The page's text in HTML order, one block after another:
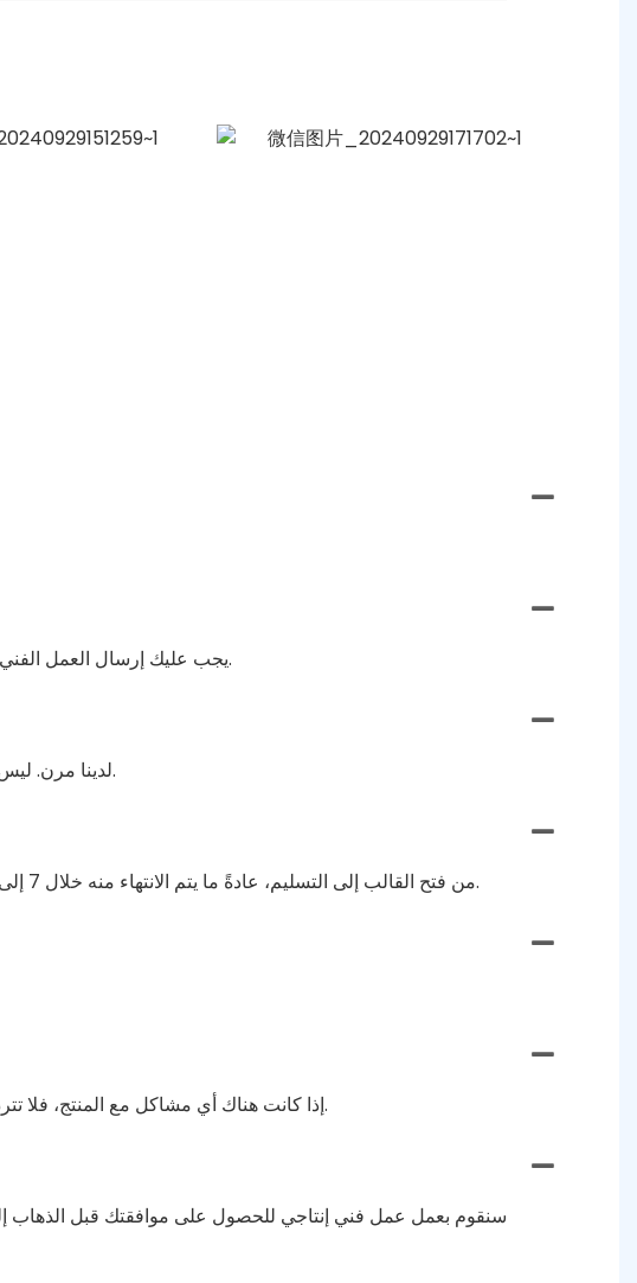
يجب عليك إرسال العمل الفني (الشعار) مع معلومات عن الحجم والسمك والمواد والمرفقات وأي متطلبات خاصة، وبعد ذلك سنزودك بالسعر.
الحد الأدنى لكمية الطلب (MOQ) لدينا مرن. ليس لدينا حد أدنى لكمية الطلب، ونقبل الطلبات بأي حجم وفقًا لاحتياجات العميل.
من فتح القالب إلى التسليم، عادةً ما يتم الانتهاء منه خلال 7 إلى 10 أيام، اعتمادًا على التصميم والكمية. يتم قبول الطلبات العاجلة، لدينا خط إنتاج خاص لخدمة الطلبات السريعة.
إذا كانت هناك أي مشاكل مع المنتج، فلا تتردد في الاتصال بنا للحصول على إرجاع أو استبدال مجاني. نحن نحرص بشدة على خدمة كل عميل بشكل مسؤول.